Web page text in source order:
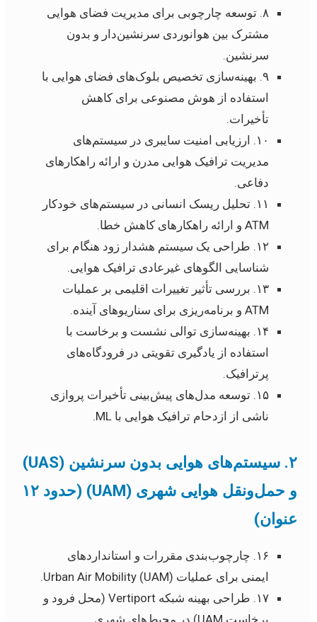
۸. توسعه چارچوبی برای مدیریت فضای هوایی
مشترک بین هوانوردی سرنشین‌دار و بدون
سرنشین.
۹. بهینه‌سازی تخصیص بلوک‌های فضای هوایی با
استفاده از هوش مصنوعی برای کاهش
تأخیرات.
۱۰. ارزیابی امنیت سایبری در سیستم‌های
مدیریت ترافیک هوایی مدرن و ارائه راهکارهای
دفاعی.
۱۱. تحلیل ریسک انسانی در سیستم‌های خودکار
ATM و ارائه راهکارهای کاهش خطا.
۱۲. طراحی یک سیستم هشدار زود هنگام برای
شناسایی الگوهای غیرعادی ترافیک هوایی.
۱۳. بررسی تأثیر تغییرات اقلیمی بر عملیات
ATM و برنامه‌ریزی برای سناریوهای آینده.
۱۴. بهینه‌سازی توالی نشست و برخاست با
استفاده از یادگیری تقویتی در فرودگاه‌های
پرترافیک.
۱۵. توسعه مدل‌های پیش‌بینی تأخیرات پروازی
ناشی از ازدحام ترافیک هوایی با ML.
۲. سیستم‌های هوایی بدون سرنشین (UAS)
و حمل‌ونقل هوایی شهری (UAM) (حدود ۱۲
عنوان)
۱۶. چارچوب‌بندی مقررات و استانداردهای
ایمنی برای عملیات Urban Air Mobility (UAM).
۱۷. طراحی بهینه شبکه Vertiport (محل فرود و